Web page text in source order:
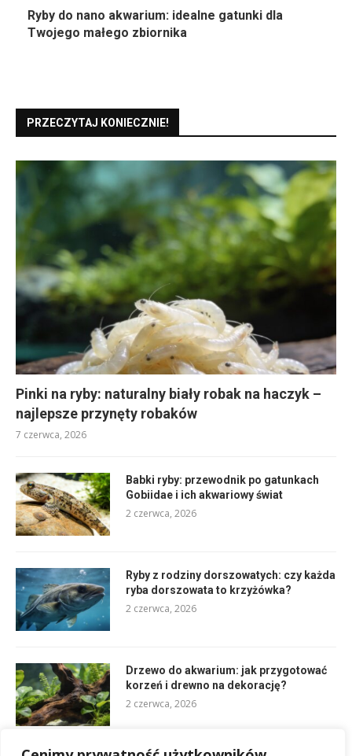
Ryby do nano akwarium: idealne gatunki dla
Twojego małego zbiornika
PRZECZYTAJ KONIECZNIE!
Pinki na ryby: naturalny biały robak na haczyk –
najlepsze przynęty robaków
7 czerwca, 2026
Babki ryby: przewodnik po gatunkach
Gobiidae i ich akwariowy świat
2 czerwca, 2026
Ryby z rodziny dorszowatych: czy każda
ryba dorszowata to krzyżówka?
2 czerwca, 2026
Drzewo do akwarium: jak przygotować
korzeń i drewno na dekorację?
2 czerwca, 2026